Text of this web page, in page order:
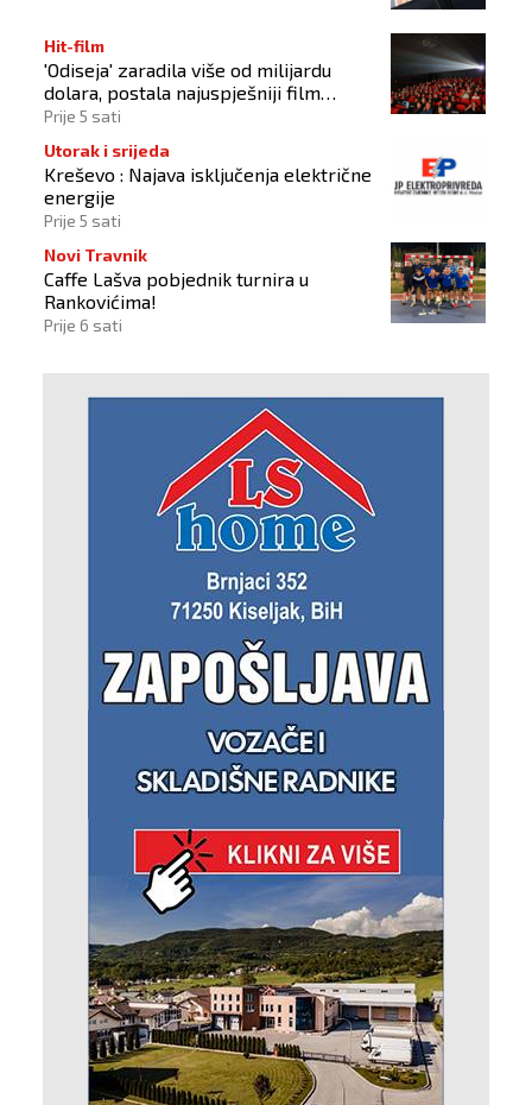
Hit-film
'Odiseja' zaradila više od milijardu
dolara, postala najuspješniji film
Christophera Nolana
Prije 5 sati
Utorak i srijeda
Kreševo : Najava isključenja električne
energije
Prije 5 sati
Novi Travnik
Caffe Lašva pobjednik turnira u
Rankovićima!
Prije 6 sati